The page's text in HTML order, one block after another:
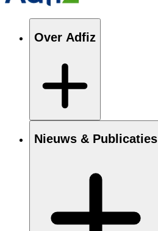
Over Adfiz
Nieuws & Publicaties